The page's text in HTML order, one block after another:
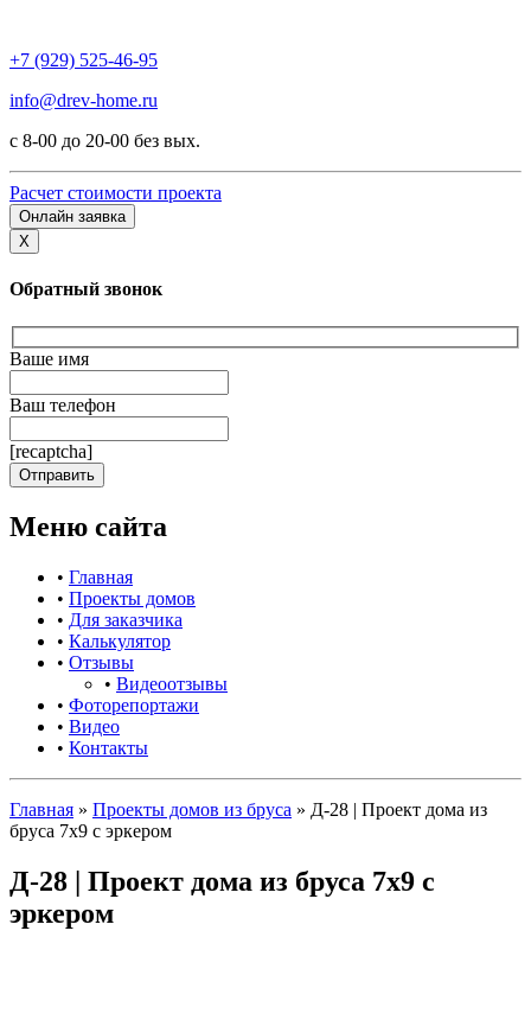
+7 (929) 525-46-95
info@drev-home.ru
с 8-00 до 20-00 без вых.
Расчет стоимости проекта
Онлайн заявка
X
Обратный звонок
Ваше имя
Ваш телефон
[recaptcha]
Меню сайта
• Главная
• Проекты домов
• Для заказчика
• Калькулятор
• Отзывы
• Видеоотзывы
• Фоторепортажи
• Видео
• Контакты
Главная » Проекты домов из бруса » Д-28 | Проект дома из
бруса 7х9 с эркером
Д-28 | Проект дома из бруса 7х9 с
эркером